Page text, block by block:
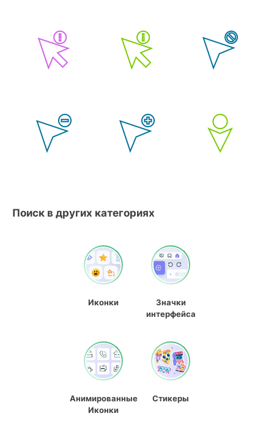
Поиск в других категориях
Иконки
Значки
интерфейса
Анимированные
Иконки
Стикеры